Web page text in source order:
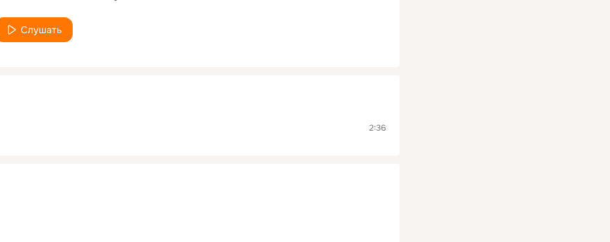
Слушать
2:36